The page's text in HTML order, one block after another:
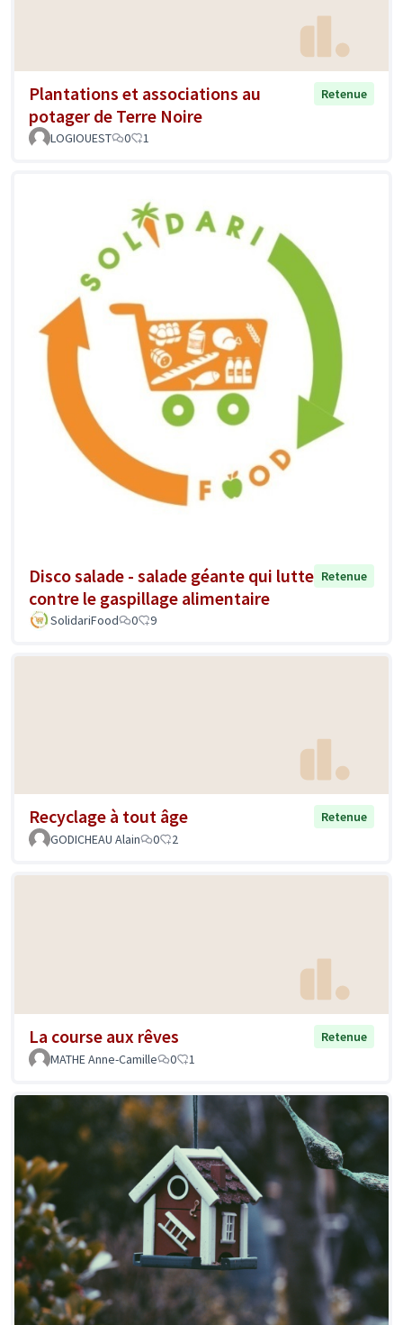
Plantations et associations au
potager de Terre Noire
Retenue
LOGIOUEST 0 1
Disco salade - salade géante qui lutte
contre le gaspillage alimentaire
Retenue
SolidariFood 0 9
Recyclage à tout âge
Retenue
GODICHEAU Alain
0 2
La course aux rêves
Retenue
MATHE Anne-Camille
0 1